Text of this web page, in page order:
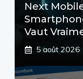
Next
Vaut
5 août 2026